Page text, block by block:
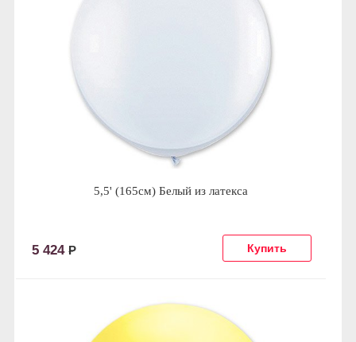
5,5' (165см) Белый из латекса
5 424 Р